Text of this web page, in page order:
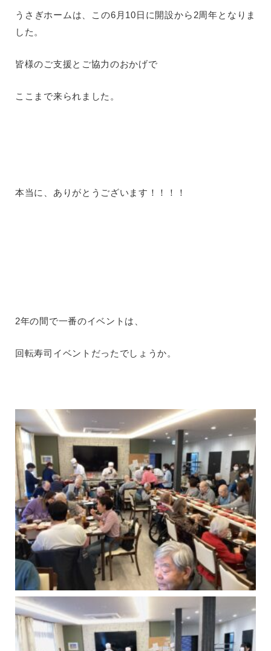
うさぎホームは、この6月10日に開設から2周年となりま
した。
皆様のご支援とご協力のおかげで
ここまで来られました。
本当に、ありがとうございます！！！！
2年の間で一番のイベントは、
回転寿司イベントだったでしょうか。